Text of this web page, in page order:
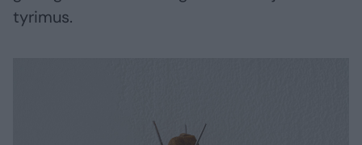
tyrimus.